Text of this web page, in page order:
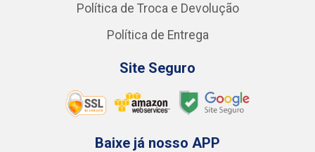
Política de Troca e Devolução
Política de Entrega
Site Seguro
Baixe já nosso APP